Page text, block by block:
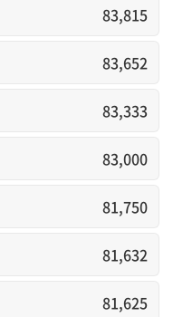
83,815
83,652
83,333
83,000
81,750
81,632
81,625